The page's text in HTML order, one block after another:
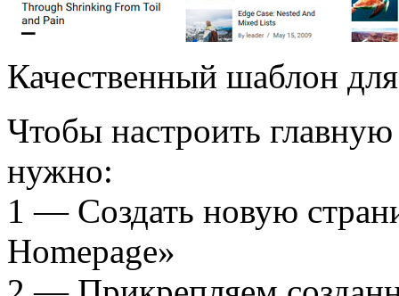
Качественный шаблон
Чтобы настроить
нужно:
1 — Создать новую
Homepage»